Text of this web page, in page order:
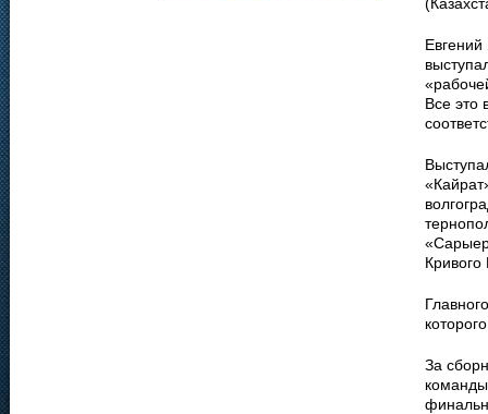
Все это
За